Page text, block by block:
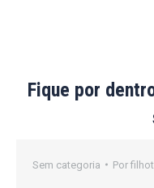
Fique por
Sem categoria Por